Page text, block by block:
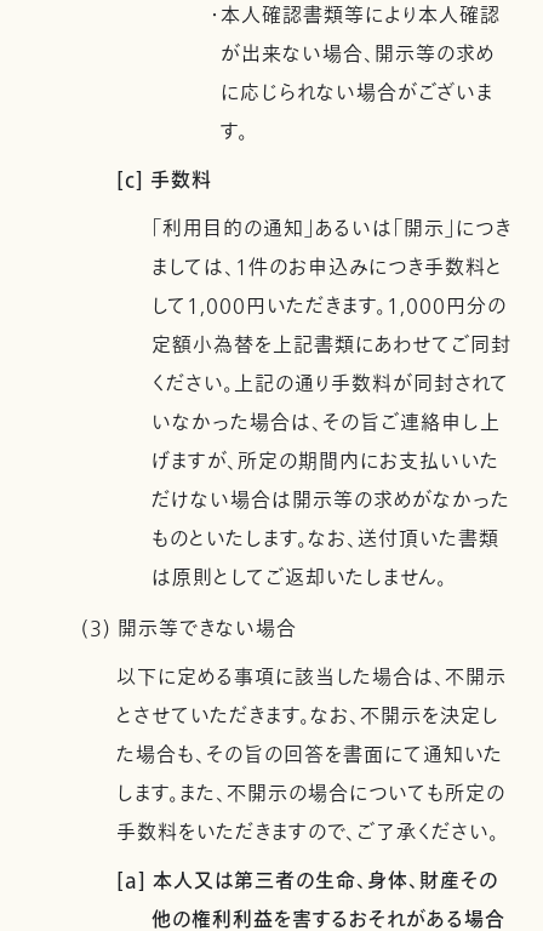
・本人確認書類等により本人確認
が出来ない場合、開示等の求め
に応じられない場合がございま
す。
[c] 手数料
「利用目的の通知」あるいは「開示」につき
ましては、1件のお申込みにつき手数料と
して1,000円いただきます。1,000円分の
定額小為替を上記書類にあわせてご同封
ください。上記の通り手数料が同封されて
いなかった場合は、その旨ご連絡申し上
げますが、所定の期間内にお支払いいた
だけない場合は開示等の求めがなかった
ものといたします。なお、送付頂いた書類
は原則としてご返却いたしません。
(3) 開示等できない場合
以下に定める事項に該当した場合は、不開示
とさせていただきます。なお、不開示を決定し
た場合も、その旨の回答を書面にて通知いた
します。また、不開示の場合についても所定の
手数料をいただきますので、ご了承ください。
[a] 本人又は第三者の生命、身体、財産その
他の権利利益を害するおそれがある場合